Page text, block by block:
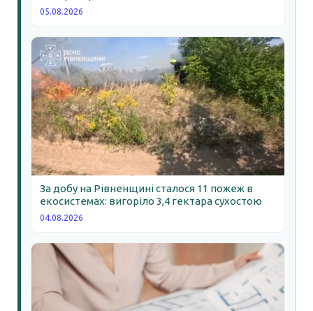
05.08.2026
За добу на Рівненщині сталося 11 пожеж в
екосистемах: вигоріло 3,4 гектара сухостою
04.08.2026